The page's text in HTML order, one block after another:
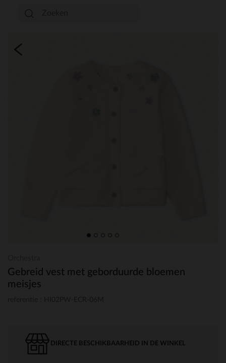
Gebreid vest met geborduurde bloemen
meisjes
DIRECTE BESCHIKBAARHEID IN DE WINKEL